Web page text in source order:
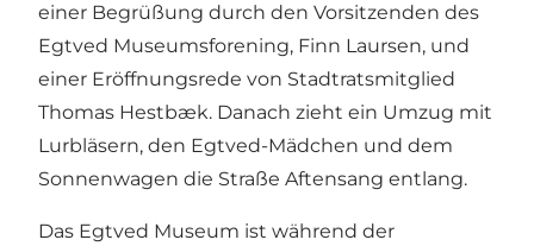
einer Begrüßung durch den Vorsitzenden des
Egtved Museumsforening, Finn Laursen, und
einer Eröffnungsrede von Stadtratsmitglied
Thomas Hestbæk. Danach zieht ein Umzug mit
Lurbläsern, den Egtved-Mädchen und dem
Sonnenwagen die Straße Aftensang entlang.
Das Egtved Museum ist während der